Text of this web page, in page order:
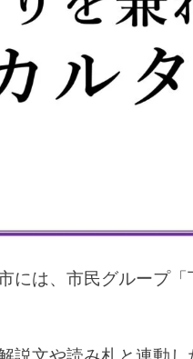
には、市民グループ「